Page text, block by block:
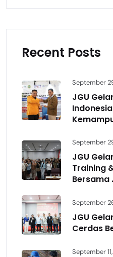
Recent Posts
September
JGU
September
JGU
Training
Bersama
September
JGU
Cerdas
September